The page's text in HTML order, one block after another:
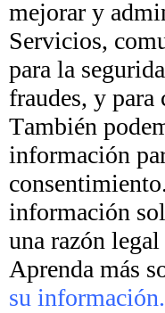
mejorar y
Servicios,
para la
fraudes, y
También
información
información
una razón
Aprenda más
su información.